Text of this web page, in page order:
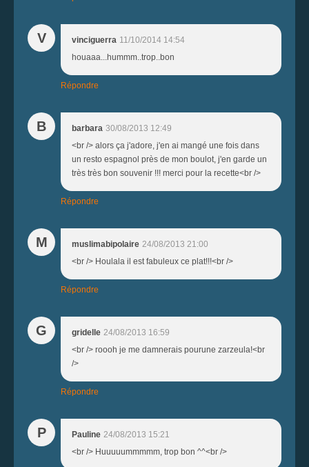
V vinciguerra 11/10/2014 14:54
houaaa...hummm..trop..bon
Répondre
B barbara 30/08/2013 12:49
<br /> alors ça j'adore, j'en ai mangé une fois dans
un resto espagnol près de mon boulot, j'en garde un
très très bon souvenir !!! merci pour la recette<br />
Répondre
M muslimabipolaire 24/08/2013 21:00
<br /> Houlala il est fabuleux ce plat!!!<br />
Répondre
G gridelle 24/08/2013 16:59
<br /> roooh je me damnerais pourune zarzeula!<br
/>
Répondre
P Pauline 24/08/2013 15:21
<br /> Huuuuummmmm, trop bon ^^<br />